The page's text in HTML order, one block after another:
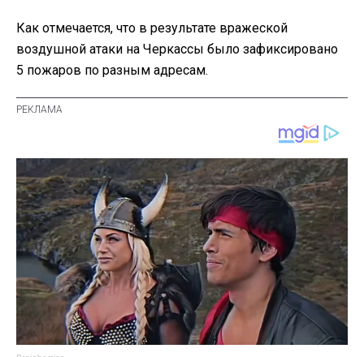
Как отмечается, что в результате вражеской
воздушной атаки на Черкассы было зафиксировано
5 пожаров по разным адресам.